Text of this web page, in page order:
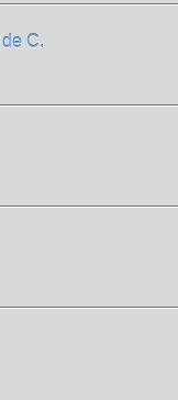
C.